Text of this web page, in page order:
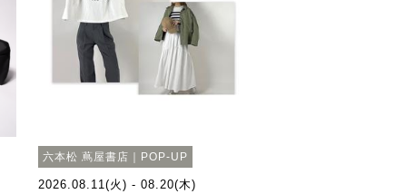
六本松 蔦屋書店｜POP-UP
2026.08.11(火) - 08.20(木)